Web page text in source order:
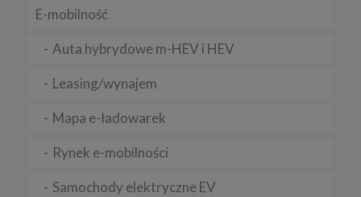
E-mobilność
Auta hybrydowe m-HEV i HEV
Leasing/wynajem
Mapa e-ładowarek
Rynek e-mobilności
Samochody elektryczne EV